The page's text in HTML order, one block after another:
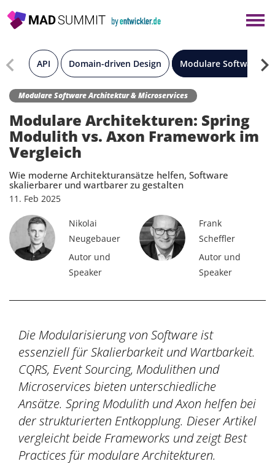
API Domain-driven Design Modulare Software
Modulare Software Architektur & Microservices
Modulare Architekturen: Spring
Modulith vs. Axon Framework im
Vergleich
Wie moderne Architekturansätze helfen, Software
skalierbarer und wartbarer zu gestalten
11. Feb 2025
Nikolai
Neugebauer
Autor und
Speaker
Frank
Scheffler
Autor und
Speaker
Die Modularisierung von Software ist
essenziell für Skalierbarkeit und Wartbarkeit.
CQRS, Event Sourcing, Modulithen und
Microservices bieten unterschiedliche
Ansätze. Spring Modulith und Axon helfen bei
der strukturierten Entkopplung. Dieser Artikel
vergleicht beide Frameworks und zeigt Best
Practices für modulare Architekturen.
Berlin
München
Alle